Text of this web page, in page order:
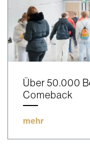
Über 50.000
Comeback
mehr